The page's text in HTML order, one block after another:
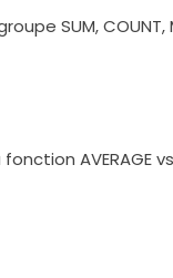
SUM, COUNT,